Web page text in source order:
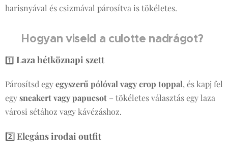
harisnyával és csizmával párosítva is tökéletes.
👗 Hogyan viseld a culotte nadrágot?
1️⃣ Laza hétköznapi szett
Párosítsd egyegyszerű pólóval vagy crop toppal, és kapj fel
egysneakert vagy papucsot – tökéletes választás egy laza
városi sétához vagy kávézáshoz.
2️⃣ Elegáns irodai outfit